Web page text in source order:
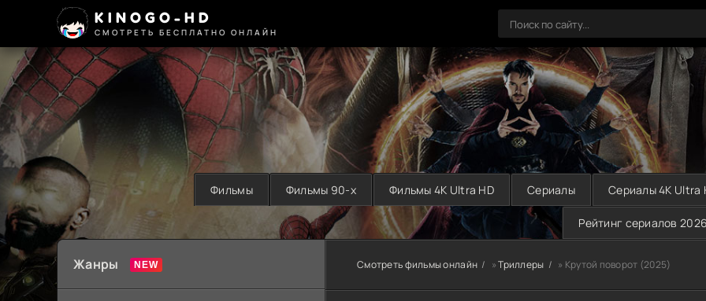
KINOGO-HD
СМОТРЕТЬ БЕСПЛАТНО ОНЛАЙН
Фильмы Фильмы 90-х Фильмы 4K Ultra HD Сериалы Сериалы 4K Ultra
Рейтинг сериалов 2026
Смотреть фильмы онлайн »Триллеры » Крутой поворот (2025)
Жанры